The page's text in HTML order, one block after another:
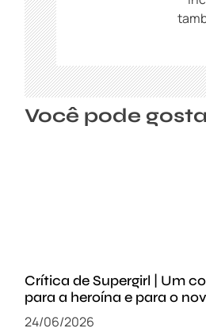
Você pode
Crítica de Supergirl | Um
para a heroína e para o
24/06/2026